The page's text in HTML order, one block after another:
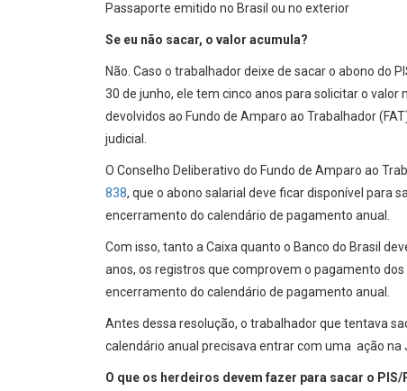
Passaporte emitido no Brasil ou no exterior
Se eu não sacar, o valor acumula?
Não. Caso o trabalhador deixe de sacar o abono do
30 de junho, ele tem cinco anos para solicitar o valor
devolvidos ao Fundo de Amparo ao Trabalhador
judicial.
O Conselho Deliberativo do Fundo de Amparo ao
838, que o abono salarial deve ficar disponível para
encerramento do calendário de pagamento anual.
Com isso, tanto a Caixa quanto o Banco do Brasil
anos, os registros que comprovem o pagamento
encerramento do calendário de pagamento anual.
Antes dessa resolução, o trabalhador que tentava
calendário anual precisava entrar com uma ação na
O que os herdeiros devem fazer para sacar o PIS/